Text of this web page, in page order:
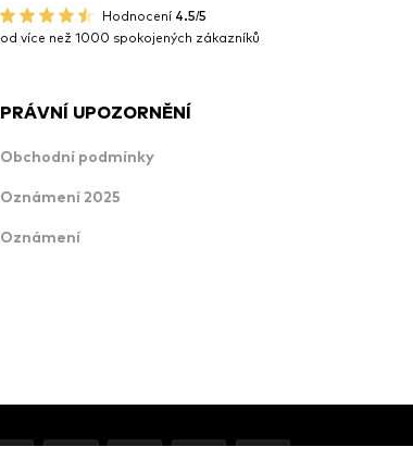
Hodnocení 4.5/5
od více než 1000 spokojených zákazníků
PRÁVNÍ UPOZORNĚNÍ
Obchodní podmínky
Oznámení 2025
Oznámení